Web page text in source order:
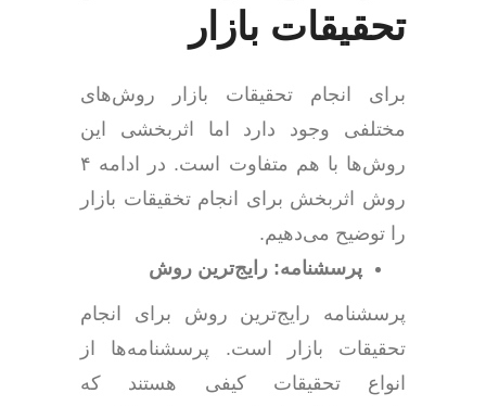
تحقیقات بازار
برای انجام تحقیقات بازار روش‌های
مختلفی وجود دارد اما اثربخشی این
روش‌ها با هم متفاوت است. در ادامه ۴
روش اثربخش برای انجام تخقیقات بازار
را توضیح می‌دهیم.
پرسشنامه: رایج‌ترین روش
پرسشنامه رایج‌ترین روش برای انجام
تحقیقات بازار است. پرسشنامه‌ها از
انواع تحقیقات کیفی هستند که